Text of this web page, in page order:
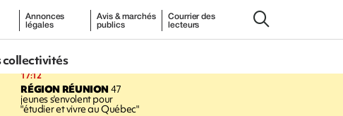
Annonces
légales
Avis & marchés
publics
Courrier des
lecteurs
collectivités
17:12
RÉGION RÉUNION47
jeunes s'envolent pour
"étudier et vivre au Québec"